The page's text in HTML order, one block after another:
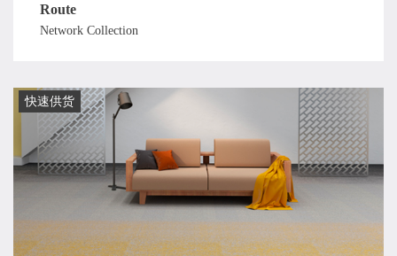
Route
Network Collection
快速供货